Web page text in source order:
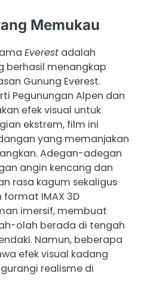
Memukau
Everest adalah
berhasil menangkap
Gunung Everest.
Pegunungan Alpen dan
efek visual untuk
ekstrem, film ini
yang memanjakan
Adegan-adegan
angin kencang dan
rasa kagum sekaligus
format IMAX 3D
imersif, membuat
olah berada di tengah
Namun, beberapa
efek visual kadang
realisme di